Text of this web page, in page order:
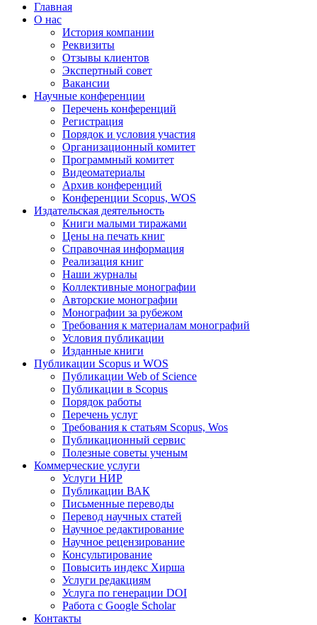
Главная
О нас
История компании
Реквизиты
Отзывы клиентов
Экспертный совет
Вакансии
Научные конференции
Перечень конференций
Регистрация
Порядок и условия участия
Организационный комитет
Программный комитет
Видеоматериалы
Архив конференций
Конференции Scopus, WOS
Издательская деятельность
Книги малыми тиражами
Цены на печать книг
Справочная информация
Реализация книг
Наши журналы
Коллективные монографии
Авторские монографии
Монографии за рубежом
Требования к материалам монографий
Условия публикации
Изданные книги
Публикации Scopus и WOS
Публикации Web of Science
Публикации в Scopus
Порядок работы
Перечень услуг
Требования к статьям Scopus, Wos
Публикационный сервис
Полезные советы ученым
Коммерческие услуги
Услуги НИР
Публикации ВАК
Письменные переводы
Перевод научных статей
Научное редактирование
Научное рецензирование
Консультирование
Повысить индекс Хирша
Услуги редакциям
Услуга по генерации DOI
Работа с Google Scholar
Контакты